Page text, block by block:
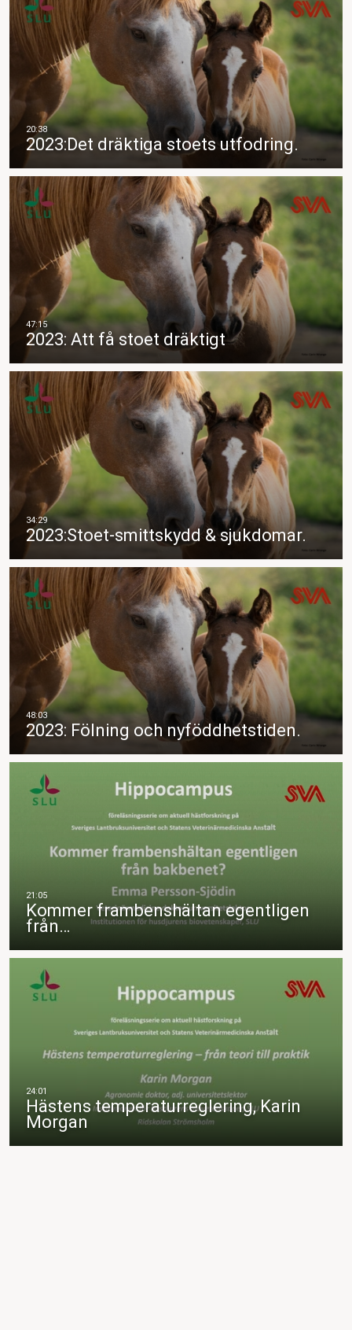
2023:Det dräktiga stoets utfodring.
2023: Att få stoet dräktigt
2023:Stoet-smittskydd & sjukdomar.
2023: Fölning och nyföddhetstiden.
Kommer frambenshältan egentligen
från…
Hästens temperaturreglering, Karin
Morgan